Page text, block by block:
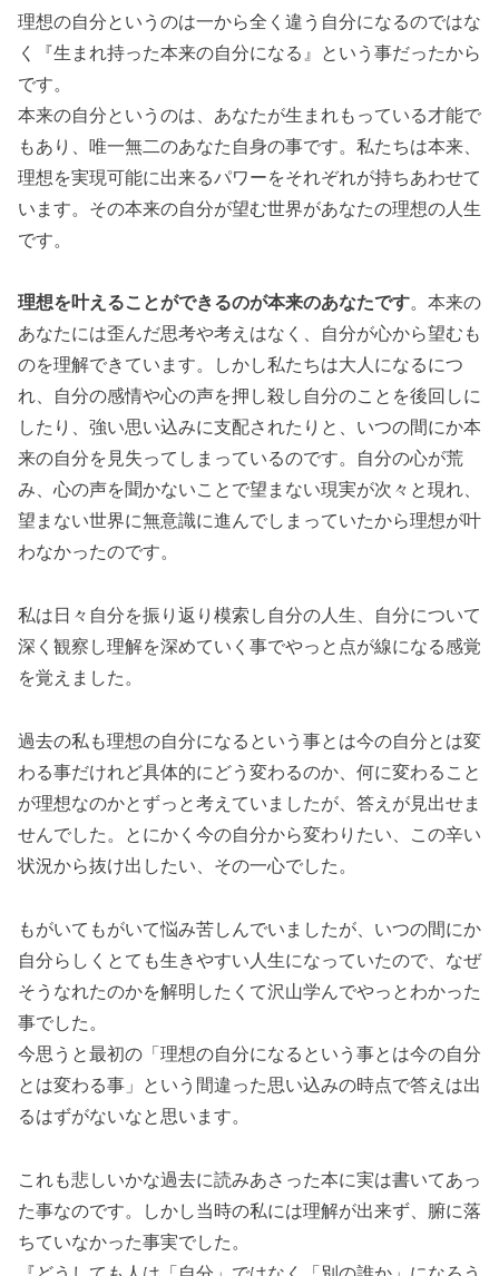
理想の自分というのは一から全く違う自分になるのではな
く『生まれ持った本来の自分になる』という事だったから
です。
本来の自分というのは、あなたが生まれもっている才能で
もあり、唯一無二のあなた自身の事です。私たちは本来、
理想を実現可能に出来るパワーをそれぞれが持ちあわせて
います。その本来の自分が望む世界があなたの理想の人生
です。
理想を叶えることができるのが本来のあなたです。本来の
あなたには歪んだ思考や考えはなく、自分が心から望むも
のを理解できています。しかし私たちは大人になるにつ
れ、自分の感情や心の声を押し殺し自分のことを後回しに
したり、強い思い込みに支配されたりと、いつの間にか本
来の自分を見失ってしまっているのです。自分の心が荒
み、心の声を聞かないことで望まない現実が次々と現れ、
望まない世界に無意識に進んでしまっていたから理想が叶
わなかったのです。
私は日々自分を振り返り模索し自分の人生、自分について
深く観察し理解を深めていく事でやっと点が線になる感覚
を覚えました。
過去の私も理想の自分になるという事とは今の自分とは変
わる事だけれど具体的にどう変わるのか、何に変わること
が理想なのかとずっと考えていましたが、答えが見出せま
せんでした。とにかく今の自分から変わりたい、この辛い
状況から抜け出したい、その一心でした。
もがいてもがいて悩み苦しんでいましたが、いつの間にか
自分らしくとても生きやすい人生になっていたので、なぜ
そうなれたのかを解明したくて沢山学んでやっとわかった
事でした。
今思うと最初の「理想の自分になるという事とは今の自分
とは変わる事」という間違った思い込みの時点で答えは出
るはずがないなと思います。
これも悲しいかな過去に読みあさった本に実は書いてあっ
た事なのです。しかし当時の私には理解が出来ず、腑に落
ちていなかった事実でした。